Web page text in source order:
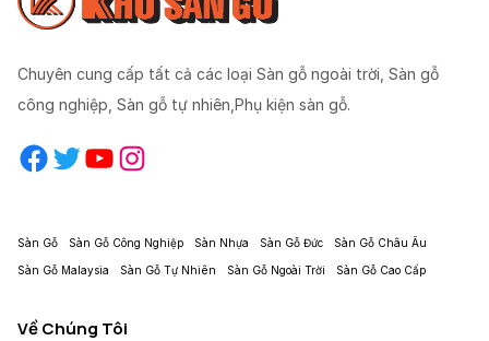
Chuyên cung cấp tất cả các loại Sàn gỗ ngoài trời, Sàn gỗ
công nghiệp, Sàn gỗ tự nhiên,Phụ kiện sàn gỗ.
Facebook Twitter YouTube Instagram
Sàn Gỗ Sàn Gỗ Công Nghiệp Sàn Nhựa Sàn Gỗ Đức Sàn Gỗ Châu Âu
Sàn Gỗ Malaysia Sàn Gỗ Tự Nhiên Sàn Gỗ Ngoài Trời Sàn Gỗ Cao Cấp
Về Chúng Tôi